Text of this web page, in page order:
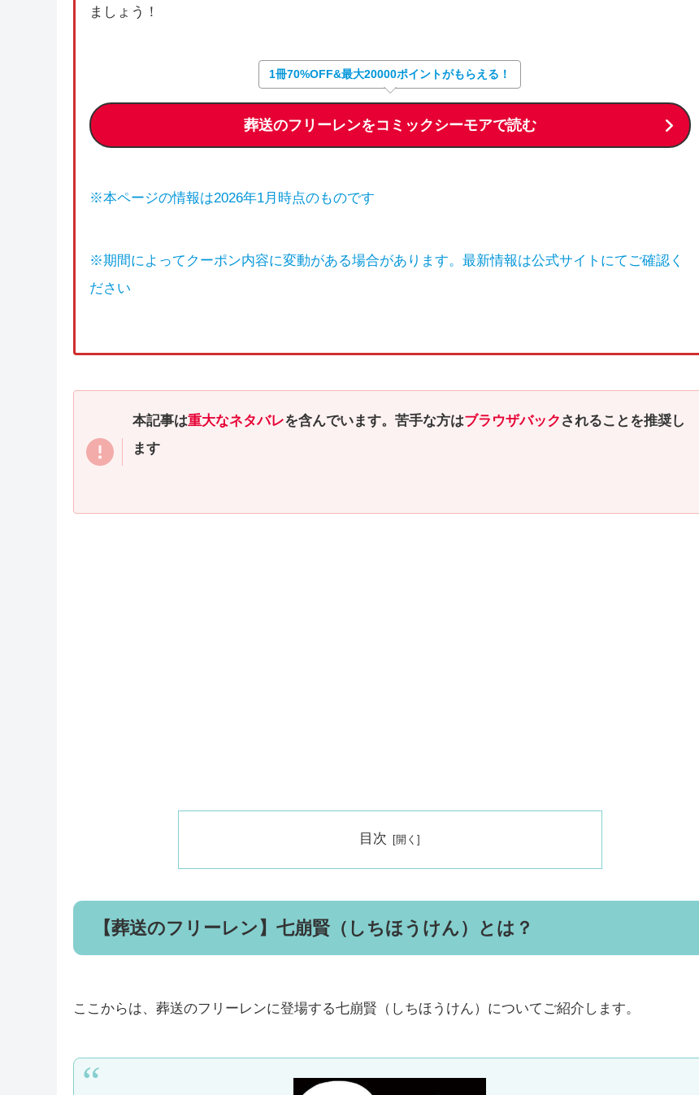
ましょう！
1冊70%OFF&最大20000ポイントがもらえる！
葬送のフリーレンをコミックシーモアで読む
※本ページの情報は2026年1月時点のものです
※期間によってクーポン内容に変動がある場合があります。最新情報は公式サイトにてご確認く
ださい
本記事は重大なネタバレを含んでいます。苦手な方はブラウザバック されることを推奨し
ます
目次
【葬送のフリーレン】七崩賢（しちほうけん）とは？
ここからは、葬送のフリーレンに登場する七崩賢（しちほうけん）についてご紹介します。